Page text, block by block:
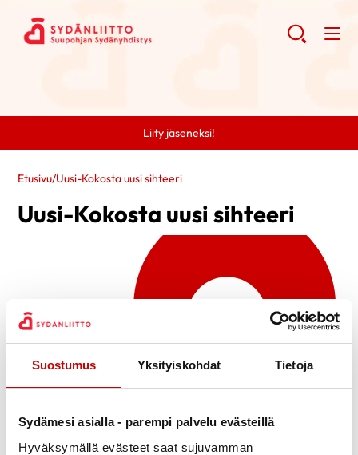
Suostumus Yksityiskohdat Tietoja
Sydämesi asialla - parempi palvelu evästeillä
Hyväksymällä evästeet saat sujuvamman
Liity jäseneksi!
Etusivu/Uusi-Kokosta uusi sihteeri
Uusi-Kokosta uusi sihteeri
Jaa Whatsapp
Jaa TwitterJaa LinkedinJaa Email